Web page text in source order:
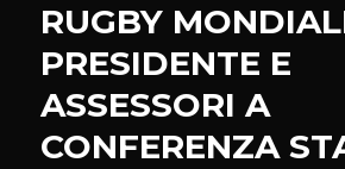
RUGBY
PRESIDENTE E
ASSESSORI A
CONFERENZA